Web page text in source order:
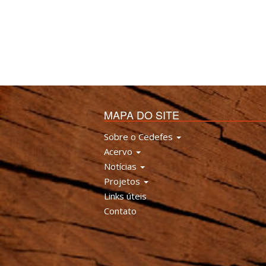
MAPA DO SITE
Sobre o Cedefes
Acervo
Notícias
Projetos
Links úteis
Contato